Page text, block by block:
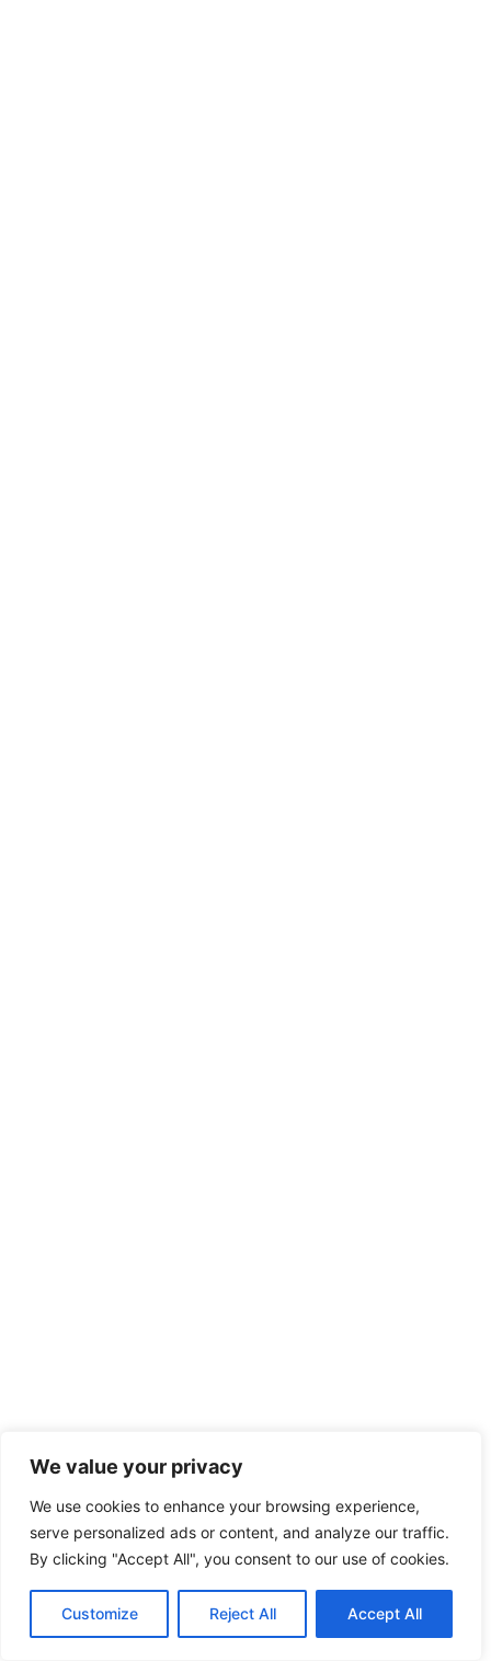
We value your privacy
We use cookies to enhance your browsing experience,
serve personalized ads or content, and analyze our traffic.
By clicking "Accept All", you consent to our use of cookies.
Customize Reject All Accept All